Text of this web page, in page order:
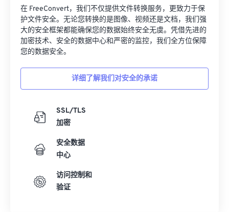
在 FreeConvert，我们不仅提供文件转换服务，更致力于保
护文件安全。无论您转换的是图像、视频还是文档，我们强
大的安全框架都能确保您的数据始终安全无虞。凭借先进的
加密技术、安全的数据中心和严密的监控，我们全方位保障
您的数据安全。
详细了解我们对安全的承诺
SSL/TLS
加密
安全数据
中心
访问控制和
验证